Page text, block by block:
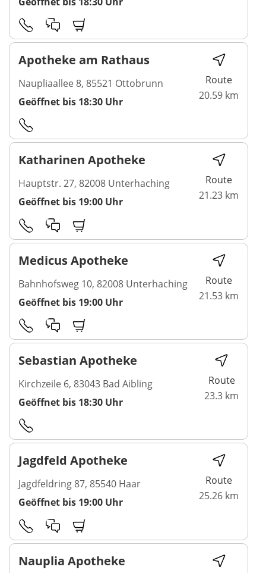
Apotheke am Rathaus
Naupliaallee 8, 85521 Ottobrunn
Geöffnet bis 18:30 Uhr
Route
20.59 km
Katharinen Apotheke
Hauptstr. 27, 82008 Unterhaching
Geöffnet bis 19:00 Uhr
Route
21.23 km
Medicus Apotheke
Bahnhofsweg 10, 82008 Unterhaching
Geöffnet bis 19:00 Uhr
Route
21.53 km
Sebastian Apotheke
Kirchzeile 6, 83043 Bad Aibling
Geöffnet bis 18:30 Uhr
Route
23.3 km
Jagdfeld Apotheke
Jagdfeldring 87, 85540 Haar
Geöffnet bis 19:00 Uhr
Route
25.26 km
Nauplia Apotheke